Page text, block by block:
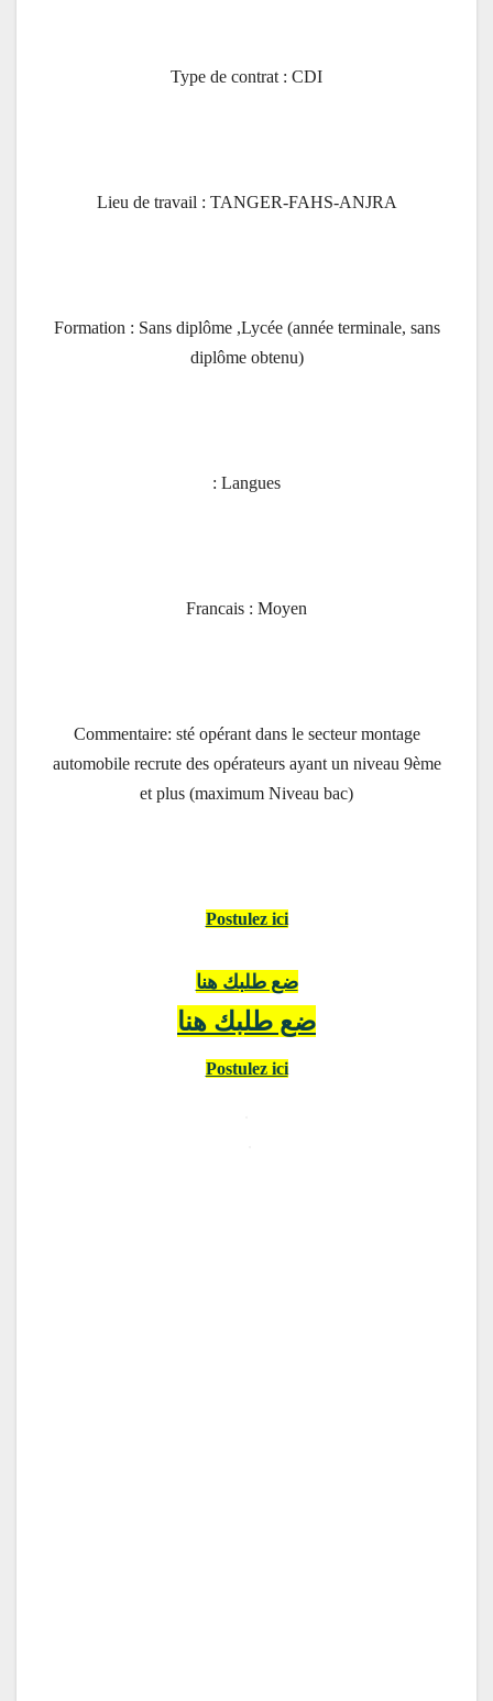
Type de contrat : CDI
Lieu de travail : TANGER-FAHS-ANJRA
Formation : Sans diplôme ,Lycée (année terminale, sans
diplôme obtenu)
Langues :
Francais : Moyen
Commentaire: sté opérant dans le secteur montage
automobile recrute des opérateurs ayant un niveau 9ème
et plus (maximum Niveau bac)
Postulez ici
ضع طلبك هنا
ضع طلبك هنا
Postulez ici